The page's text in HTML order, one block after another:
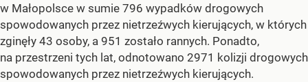
w Małopolsce w sumie 796 wypadków drogowych
spowodowanych przez nietrzeźwych kierujących, w których
zginęły 43 osoby, a 951 zostało rannych. Ponadto,
na przestrzeni tych lat, odnotowano 2971 kolizji drogowych
spowodowanych przez nietrzeźwych kierujących.